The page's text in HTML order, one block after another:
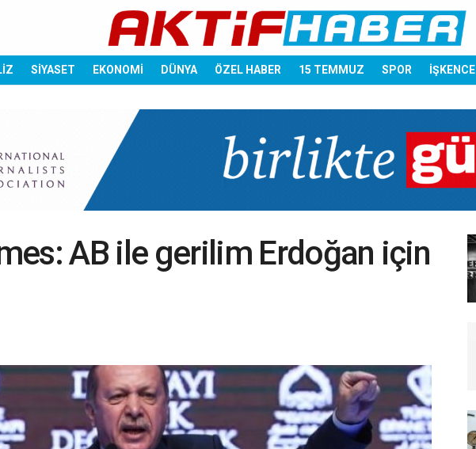
SİYASET EKONOMİ DÜNYA ÖZEL HABER 15 TEMMUZ SPOR İŞKENCE
AB ile gerilim Erdoğan için